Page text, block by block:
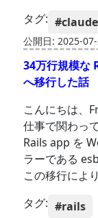
タグ: #claude
公開日: 2025-
34万行規模な
へ移行した話
こんにちは、
仕事で関わっ
Rails app を
ラーである
この移行によ
タグ: #rails